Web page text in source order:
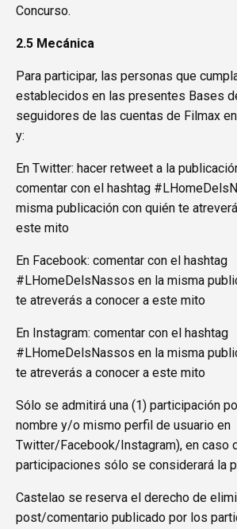
Concurso.
2.5 Mecánica
Para participar, las personas que
establecidos en las presentes Bases
seguidores de las cuentas de Filmax
y:
En Twitter: hacer retweet a la
comentar con el hashtag
misma publicación con quién te
este mito
En Facebook: comentar con el hashtag
#LHomeDelsNassos en la misma
te atreverás a conocer a este mito
En Instagram: comentar con el hashtag
#LHomeDelsNassos en la misma
te atreverás a conocer a este mito
Sólo se admitirá una (1) participación
nombre y/o mismo perfil de usuario en
Twitter/Facebook/Instagram), en caso
participaciones sólo se considerará la
Castelao se reserva el derecho de
post/comentario publicado por los